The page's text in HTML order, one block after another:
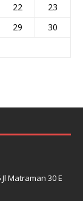
22
23
29
30
Matraman 30 E